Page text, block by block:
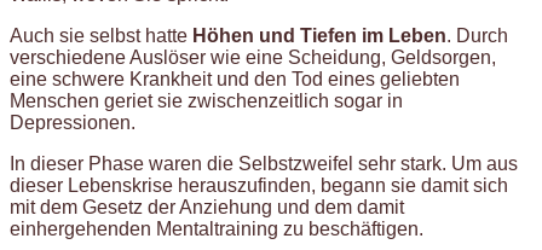
Auch sie selbst hatte Höhen und Tiefen im Leben. Durch
verschiedene Auslöser wie eine Scheidung, Geldsorgen,
eine schwere Krankheit und den Tod eines geliebten
Menschen geriet sie zwischenzeitlich sogar in
Depressionen.
In dieser Phase waren die Selbstzweifel sehr stark. Um aus
dieser Lebenskrise herauszufinden, begann sie damit sich
mit dem Gesetz der Anziehung und dem damit
einhergehenden Mentaltraining zu beschäftigen.